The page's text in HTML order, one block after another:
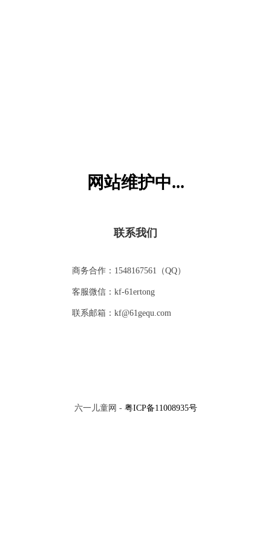
网站维护中...
联系我们
商务合作：1548167561（QQ）
客服微信：kf-61ertong
联系邮箱：kf@61gequ.com
六一儿童网 - 粤ICP备11008935号